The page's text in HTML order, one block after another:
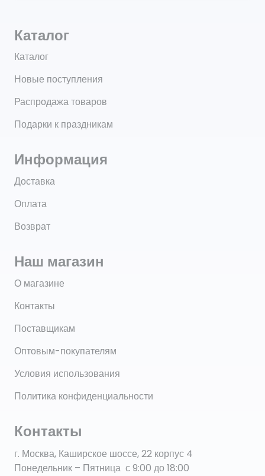
Каталог
Каталог
Новые поступления
Распродажа товаров
Подарки к праздникам
Информация
Доставка
Оплата
Возврат
Наш магазин
О магазине
Контакты
Поставщикам
Оптовым-покупателям
Условия использования
Политика конфиденциальности
Контакты
г. Москва, Каширское шоссе, 22 корпус 4
Понедельник – Пятница с 9:00 до 18:00